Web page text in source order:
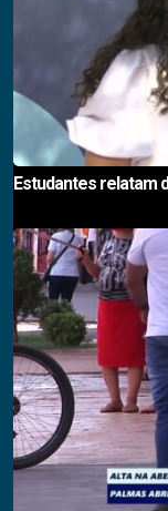
Estudantes relatam